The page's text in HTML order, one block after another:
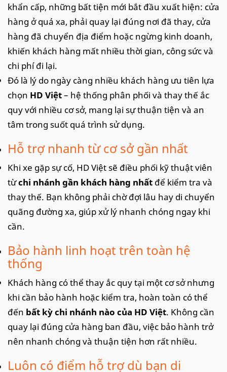
khẩn cấp, những bất tiện mới bắt đầu xuất hiện: cửa
hàng ở quá xa, phải quay lại đúng nơi đã thay, cửa
hàng đã chuyển địa điểm hoặc ngừng kinh doanh,
khiến khách hàng mất nhiều thời gian, công sức và
chi phí đi lại.
Đó là lý do ngày càng nhiều khách hàng ưu tiên lựa
chọn HD Việt– hệ thống phân phối và thay thế ắc
quy với nhiều cơ sở, mang lại sự thuận tiện và an
tâm trong suốt quá trình sử dụng.
Hỗ trợ nhanh từ cơ sở gần nhất
Khi xe gặp sự cố, HD Việt sẽ điều phối kỹ thuật viên
từchi nhánh gần khách hàng nhất để kiểm tra và
thay thế. Bạn không phải chờ đợi lâu hay di chuyển
quãng đường xa, giúp xử lý nhanh chóng ngay khi
cần.
Bảo hành linh hoạt trên toàn hệ
thống
Khách hàng có thể thay ắc quy tại một cơ sở nhưng
khi cần bảo hành hoặc kiểm tra, hoàn toàn có thể
đến bất kỳ chi nhánh nào của HD Việt. Không cần
quay lại đúng cửa hàng ban đầu, việc bảo hành trở
nên nhanh chóng và thuận tiện hơn rất nhiều.
Luôn có điểm hỗ trợ dù bạn di